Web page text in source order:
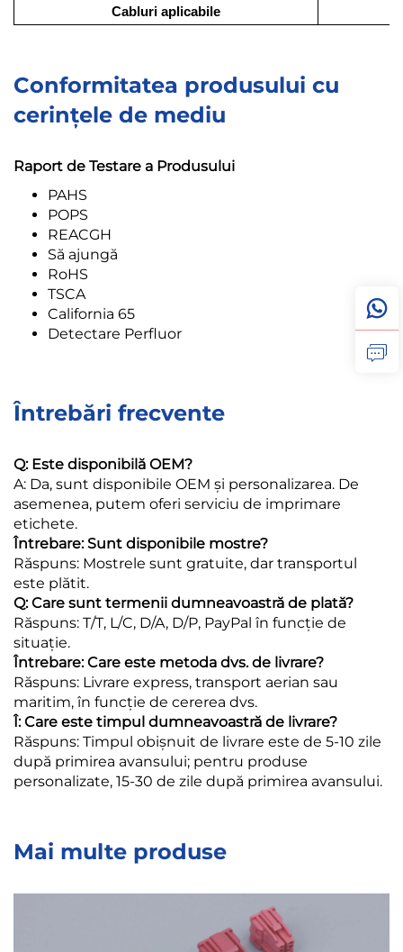
Cabluri aplicabile
Conformitatea produsului cu
cerințele de mediu
Raport de Testare a Produsului
PAHS
POPS
REACGH
Să ajungă
RoHS
TSCA
California 65
Detectare Perfluor
Întrebări frecvente
Q: Este disponibilă OEM?
A: Da, sunt disponibile OEM și personalizarea. De
asemenea, putem oferi serviciu de imprimare
etichete.
Întrebare: Sunt disponibile mostre?
Răspuns: Mostrele sunt gratuite, dar transportul
este plătit.
Q: Care sunt termenii dumneavoastră de plată?
Răspuns: T/T, L/C, D/A, D/P, PayPal în funcție de
situație.
Întrebare: Care este metoda dvs. de livrare?
Răspuns: Livrare express, transport aerian sau
maritim, în funcție de cererea dvs.
Î: Care este timpul dumneavoastră de livrare?
Răspuns: Timpul obișnuit de livrare este de 5-10 zile
după primirea avansului; pentru produse
personalizate, 15-30 de zile după primirea avansului.
Mai multe produse